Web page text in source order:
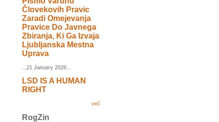
Človekovih Pravic
Zaradi Omejevanja
Pravice Do Javnega
Zbiranja, Ki Ga Izvaja
Ljubljanska Mestna
Uprava
...21 January 2026...
LSD IS A HUMAN
RIGHT
več
RogZin